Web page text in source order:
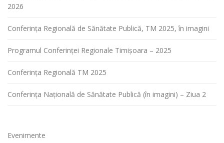
2026
Conferința Regională de Sănătate Publică, TM 2025, în imagini
Programul Conferinței Regionale Timișoara – 2025
Conferința Regională TM 2025
Conferința Națională de Sănătate Publică (în imagini) – Ziua 2
Evenimente